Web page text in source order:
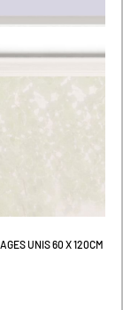
UNIS 60 X 120CM